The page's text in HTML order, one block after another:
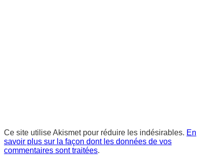
Ce site utilise Akismet pour réduire les indésirables. En
savoir plus sur la façon dont les données de vos
commentaires sont traitées.